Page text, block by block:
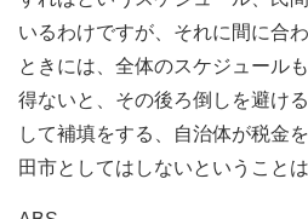
いるわけですが、それに間に合
ときには、全体のスケジュール
得ないと、その後ろ倒しを避け
して補填をする、自治体が税金
田市としてはしないということ